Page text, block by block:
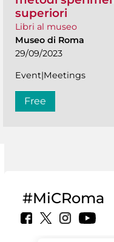
superiori
Libri al museo
Museo di Roma
29/09/2023
Event|Meetings
Free
#MiCRoma